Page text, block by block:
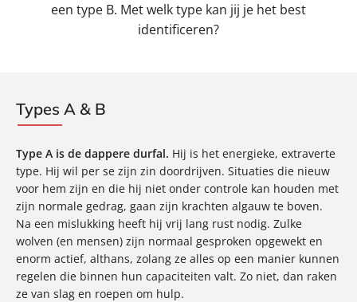
een type B. Met welk type kan jij je het best
identificeren?
Types A & B
Type A is de dappere durfal. Hij is het energieke, extraverte
type. Hij wil per se zijn zin doordrijven. Situaties die nieuw
voor hem zijn en die hij niet onder controle kan houden met
zijn normale gedrag, gaan zijn krachten algauw te boven.
Na een mislukking heeft hij vrij lang rust nodig. Zulke
wolven (en mensen) zijn normaal gesproken opgewekt en
enorm actief, althans, zolang ze alles op een manier kunnen
regelen die binnen hun capaciteiten valt. Zo niet, dan raken
ze van slag en roepen om hulp.